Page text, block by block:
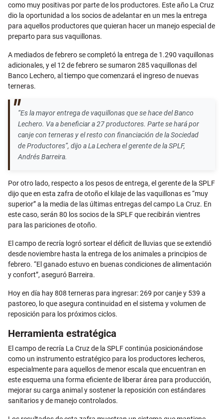
como muy positivas por parte de los productores. Este año La Cruz
dio la oportunidad a los socios de adelantar en un mes la entrega
para aquellos productores que quieran hacer un manejo especial de
preparto para sus vaquillonas.
A mediados de febrero se completó la entrega de 1.290 vaquillonas
adicionales, y el 12 de febrero se sumaron 285 vaquillonas del
Banco Lechero, al tiempo que comenzará el ingreso de nuevas
terneras.
“Es la mayor entrega de vaquillonas que se hace del Banco
Lechero. Va a beneficiar a 27 productores. Parte se hará por
canje con terneras y el resto con financiación de la Sociedad
de Productores”, dijo a La Lechera el gerente de la SPLF,
Andrés Barreira.
Por otro lado, respecto a los pesos de entrega, el gerente de la SPLF
dijo que en esta zafra de otoño el kilaje de las vaquillonas es “muy
superior” a la media de las últimas entregas del campo La Cruz. En
este caso, serán 80 los socios de la SPLF que recibirán vientres
para las pariciones de otoño.
El campo de recría logró sortear el déficit de lluvias que se extendió
desde noviembre hasta la entrega de los animales a principios de
febrero. “El ganado estuvo en buenas condiciones de alimentación
y confort”, aseguró Barreira.
Hoy en día hay 808 terneras para ingresar: 269 por canje y 539 a
pastoreo, lo que asegura continuidad en el sistema y volumen de
reposición para los próximos ciclos.
Herramienta estratégica
El campo de recría La Cruz de la SPLF continúa posicionándose
como un instrumento estratégico para los productores lecheros,
especialmente para aquellos de menor escala que encuentran en
este esquema una forma eficiente de liberar área para producción,
mejorar su carga animal y sostener la reposición con estándares
sanitarios y de manejo controlados.